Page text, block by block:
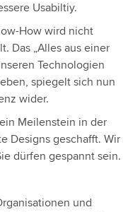
Usabiltiy.
How wird nicht
Das „Alles aus einer
Technologien
spiegelt sich nun
wider.
Meilenstein in der
Designs geschafft. Wir
dürfen gespannt sein.
und